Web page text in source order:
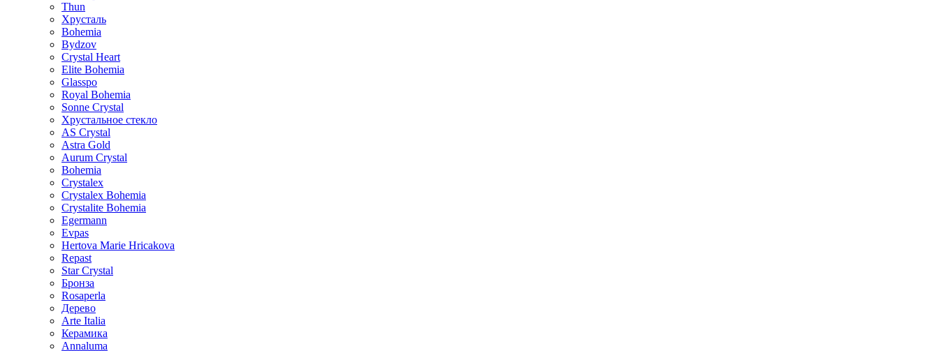
Thun
Хрусталь
Bohemia
Bydzov
Crystal Heart
Elite Bohemia
Glasspo
Royal Bohemia
Sonne Crystal
Хрустальное стекло
AS Crystal
Astra Gold
Aurum Crystal
Bohemia
Crystalex
Crystalex Bohemia
Crystalite Bohemia
Egermann
Evpas
Hertova Marie Hricakova
Repast
Star Crystal
Бронза
Rosaperla
Дерево
Arte Italia
Керамика
Annaluma